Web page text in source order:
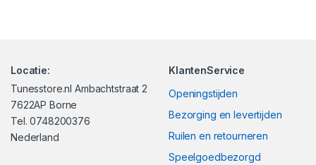
Locatie:
Tunesstore.nl Ambachtstraat 2
7622AP Borne
Tel. 0748200376
Nederland
KlantenService
Openingstijden
Bezorging en levertijden
Ruilen en retourneren
Speelgoedbezorgd